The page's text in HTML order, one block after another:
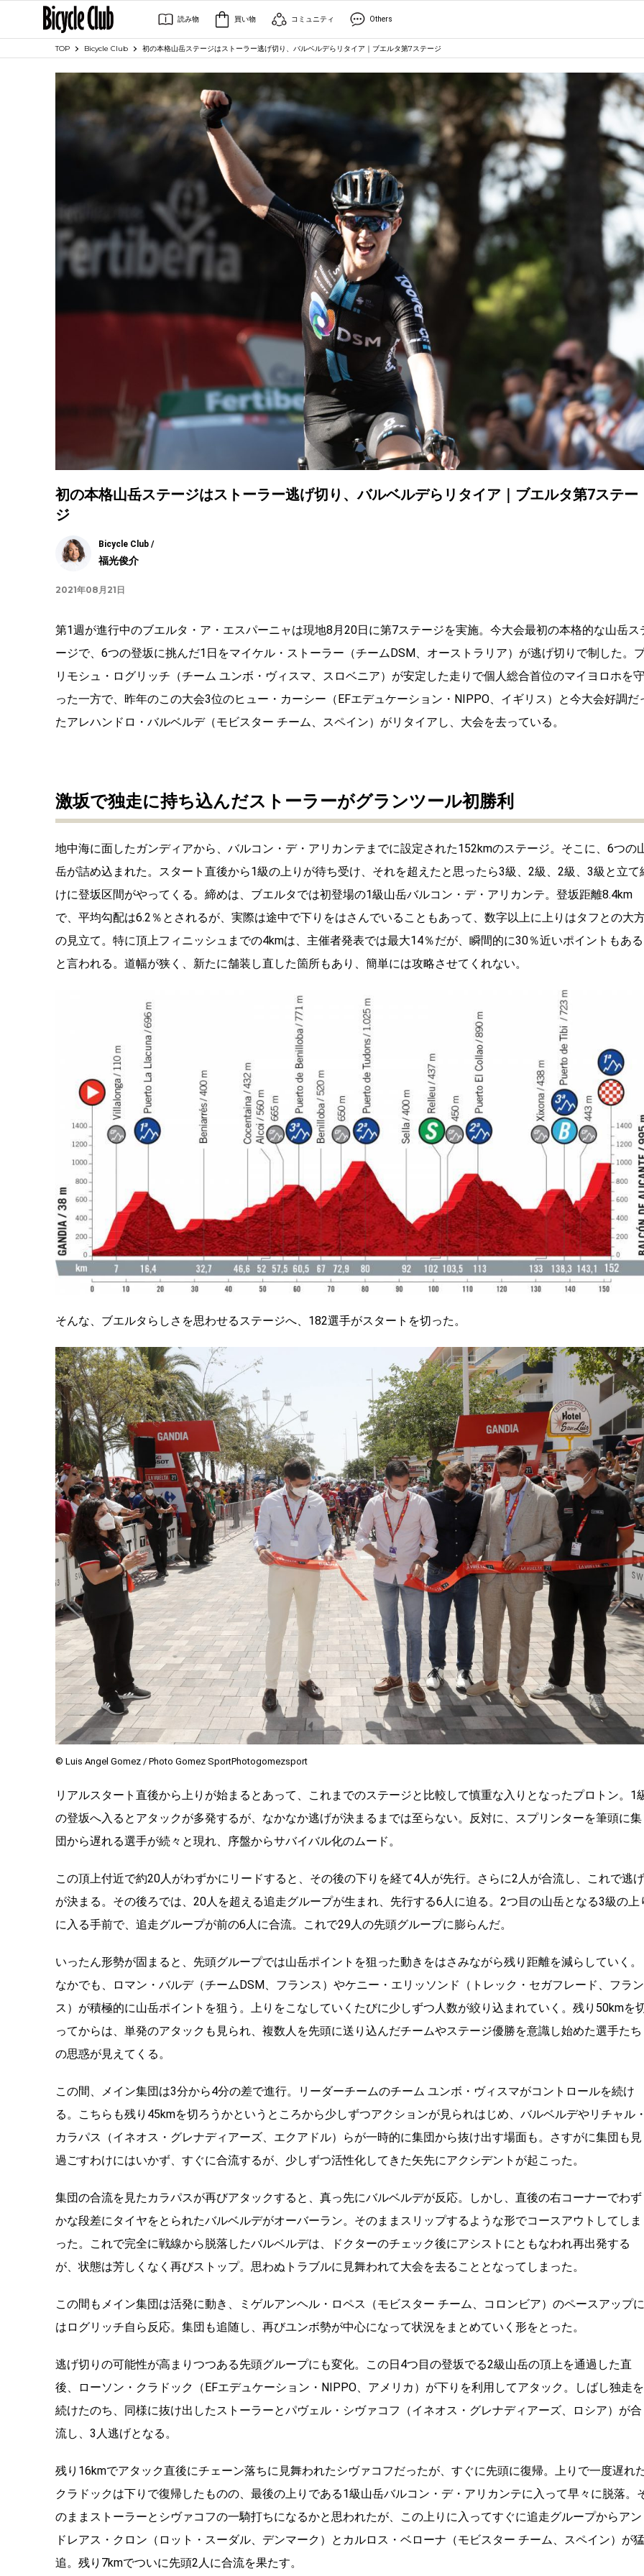
読み物 買い物 コミュニティ Others
TOP Bicycle Club 初の本格山岳ステージはストーラー逃げ切り、バルベルデらリタイア｜ブエルタ第7ステージ
初の本格山岳ステージはストーラー逃げ切り、バルベルデらリタイア｜ブエルタ第7ステー
ジ
Bicycle Club /
福光俊介
2021年08月21日
第1週が進行中のブエルタ・ア・エスパーニャは現地8月 20日に第7ステージを実施。今大会最初の本格的な山岳ス
ージで、 6つの登坂に挑んだ1 日をマイケル・ストーラー（チーム DSM 、オーストラリア）が逃げ切りで制した。
リモシュ・ログリッチ（チーム ユンボ・ヴィスマ、スロベニア）が安定した走りで個人総合首位のマイヨロホを守
った一方で、昨年のこの大会3位のヒュー・カーシー（ EFエデュケーション・ NIPPO、イギリス）と今大会好調だ
たアレハンドロ・バルベルデ（モビスター チーム、スペイン）がリタイアし、大会を去っている。
激坂で独走に持ち込んだストーラーがグランツール初勝利
地中海に面したガンディアから、バルコン・デ・アリカンテまでに設定された152kmのステージ。そこに、 6つの
岳が詰め込まれた。スタート直後から1級の上りが待ち受け、それを超えたと思ったら3級、 2級、 2級、 3級と立て
けに登坂区間がやってくる。締めは、ブエルタでは初登場の1級山岳バルコン・デ・アリカンテ。登坂距離8.4km
で、平均勾配は6.2 ％とされるが、実際は途中で下りをはさんでいることもあって、数字以上に上りはタフとの大
の見立て。特に頂上フィニッシュまでの4kmは、主催者発表では最大14％だが、瞬間的に30％近いポイントもある
と言われる。道幅が狭く、新たに舗装し直した箇所もあり、簡単には攻略させてくれない。
そんな、ブエルタらしさを思わせるステージへ、 182選手がスタートを切った。
©︎ Luis Angel Gomez / Photo Gomez SportPhotogomezsport
リアルスタート直後から上りが始まるとあって、これまでのステージと比較して慎重な入りとなったプロトン。 1
の登坂へ入るとアタックが多発するが、なかなか逃げが決まるまでは至らない。反対に、スプリンターを筆頭に集
団から遅れる選手が続々と現れ、序盤からサバイバル化のムード。
この頂上付近で約20人がわずかにリードすると、その後の下りを経て4人が先行。さらに2人が合流し、これで逃げ
が決まる。その後ろでは、 20人を超える追走グループが生まれ、先行する6人に迫る。 2つ目の山岳となる3級の上
に入る手前で、追走グループが前の6人に合流。これで29人の先頭グループに膨らんだ。
いったん形勢が固まると、先頭グループでは山岳ポイントを狙った動きをはさみながら残り距離を減らしていく。
なかでも、ロマン・バルデ（チーム DSM 、フランス）やケニー・エリッソンド（トレック・セガフレード、フラン
ス）が積極的に山岳ポイントを狙う。上りをこなしていくたびに少しずつ人数が絞り込まれていく。残り 50kmを
ってからは、単発のアタックも見られ、複数人を先頭に送り込んだチームやステージ優勝を意識し始めた選手たち
の思惑が見えてくる。
この間、メイン集団は3分から4分の差で進行。リーダーチームのチーム ユンボ・ヴィスマがコントロールを続け
る。こちらも残り 45kmを切ろうかというところから少しずつアクションが見られはじめ、バルベルデやリチャル・
カラパス（イネオス・グレナディアーズ、エクアドル）らが一時的に集団から抜け出す場面も。さすがに集団も見
過ごすわけにはいかず、すぐに合流するが、少しずつ活性化してきた矢先にアクシデントが起こった。
集団の合流を見たカラパスが再びアタックすると、真っ先にバルベルデが反応。しかし、直後の右コーナーでわず
かな段差にタイヤをとられたバルベルデがオーバーラン。そのままスリップするような形でコースアウトしてしま
った。これで完全に戦線から脱落したバルベルデは、ドクターのチェック後にアシストにともなわれ再出発する
が、状態は芳しくなく再びストップ。思わぬトラブルに見舞われて大会を去ることとなってしまった。
この間もメイン集団は活発に動き、ミゲルアンヘル・ロペス（モビスター チーム、コロンビア）のペースアップに
はログリッチ自ら反応。集団も追随し、再びユンボ勢が中心になって状況をまとめていく形をとった。
逃げ切りの可能性が高まりつつある先頭グループにも変化。この日 4つ目の登坂でる2級山岳の頂上を通過した直
後、ローソン・クラドック（ EFエデュケーション・ NIPPO、アメリカ）が下りを利用してアタック。しばし独走を
続けたのち、同様に抜け出したストーラーとパヴェル・シヴァコフ（イネオス・グレナディアーズ、ロシア）が合
流し、 3 人逃げとなる。
残り 16kmでアタック直後にチェーン落ちに見舞われたシヴァコフだったが、すぐに先頭に復帰。上りで一度遅れ
クラドックは下りで復帰したものの、最後の上りである1級山岳バルコン・デ・アリカンテに入って早々に脱落。
のままストーラーとシヴァコフの一騎打ちになるかと思われたが、この上りに入ってすぐに追走グループからアン
ドレアス・クロン（ロット・スーダル、デンマーク）とカルロス・ベローナ（モビスター チーム、スペイン）が猛
追。残り 7kmでついに先頭2人に合流を果たす。